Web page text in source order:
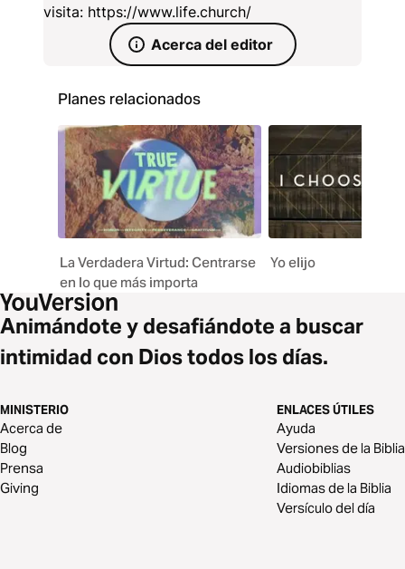
visita: https://www.life.church/
Acerca del editor
Planes relacionados
La Verdadera Virtud: Centrarse
en lo que más importa
Yo elijo
Animándote y desafiándote a buscar
intimidad con Dios todos los días.
MINISTERIO
Acerca de
Blog
Prensa
Giving
ENLACES ÚTILES
Ayuda
Versiones de la Biblia
Audiobiblias
Idiomas de la Biblia
Versículo del día